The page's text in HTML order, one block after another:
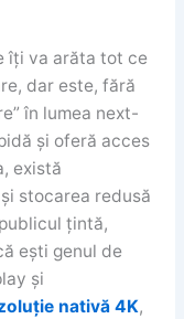
îți va arăta tot ce
dar este, fără
în lumea next-
și oferă acces
există
stocarea redusă
țintă,
ești genul de
și
nativă 4K,